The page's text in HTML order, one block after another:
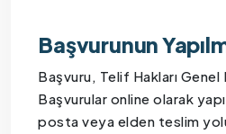
Başvurunun
Başvuru, Telif Hakları Genel
Başvurular online olarak
posta veya elden teslim